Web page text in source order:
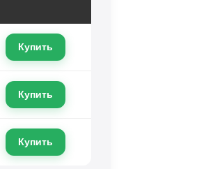
Купить
Купить
Купить